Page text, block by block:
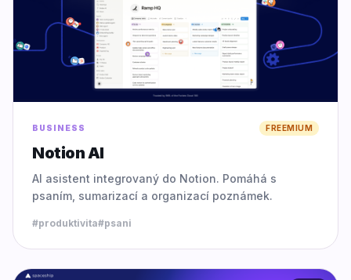
BUSINESS FREEMIUM
Notion AI
AI asistent integrovaný do Notion. Pomáhá s
psaním, sumarizací a organizací poznámek.
#produktivita#psani